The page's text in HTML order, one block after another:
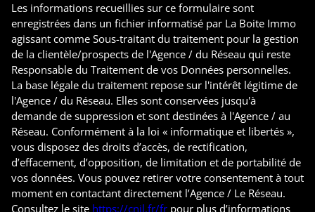
Les informations recueillies sur ce formulaire sont
enregistrées dans un fichier informatisé par La Boite Immo
agissant comme Sous-traitant du traitement pour la gestion
de la clientèle/prospects de l'Agence / du Réseau qui reste
Responsable du Traitement de vos Données personnelles.
La base légale du traitement repose sur l'intérêt légitime de
l'Agence / du Réseau. Elles sont conservées jusqu'à
demande de suppression et sont destinées à l'Agence / au
Réseau. Conformément à la loi « informatique et libertés »,
vous disposez des droits d’accès, de rectification,
d’effacement, d’opposition, de limitation et de portabilité de
vos données. Vous pouvez retirer votre consentement à tout
moment en contactant directement l’Agence / Le Réseau.
Consultez le site https://cnil.fr/fr pour plus d’informations